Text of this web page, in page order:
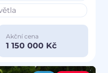
Akční cena
1 150 000 Kč